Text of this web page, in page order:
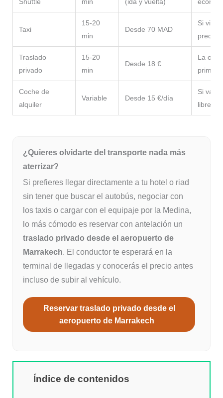
Taxi
15-20
min
Desde 70 MAD
Si
precio
Traslado
privado
15-20
min
Desde 18 €
La
Coche de
alquiler
Variable Desde 15 €/día
Si vas
libre.
¿Quieres olvidarte del transporte nada más
aterrizar?
Si prefieres llegar directamente a tu hotel o riad
sin tener que buscar el autobús, negociar con
los taxis o cargar con el equipaje por la Medina,
lo más cómodo es reservar con antelación un
traslado privado desde el aeropuerto de
Marrakech. El conductor te esperará en la
terminal de llegadas y conocerás el precio antes
incluso de subir al vehículo.
Reservar traslado privado desde el
aeropuerto de Marrakech
Índice de contenidos